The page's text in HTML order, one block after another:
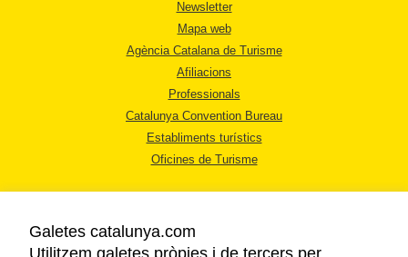
Newsletter
Mapa web
Agència Catalana de Turisme
Afiliacions
Professionals
Catalunya Convention Bureau
Establiments turístics
Oficines de Turisme
Galetes catalunya.com
Utilitzem galetes pròpies i de tercers per